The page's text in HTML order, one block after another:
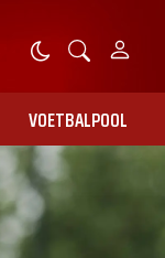
VOETBALPOOL